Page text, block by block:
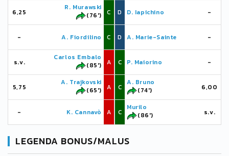
6,25
R. Murawski
(76')
C
- A. Fiordilino C
s.v.
Carlos Embalo
(85')
A
5,75
A. Trajkovski
(65')
A
- K. Cannavò A
D D. Iapichino -
D A. Marie-Sainte -
C P. Maiorino -
C
A. Bruno
(74')
6,00
C
Murilo
(86')
s.v.
LEGENDA BONUS/MALUS